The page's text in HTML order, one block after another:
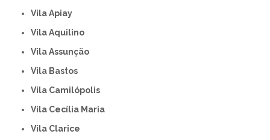
Vila Apiay
Vila Aquilino
Vila Assunção
Vila Bastos
Vila Camilópolis
Vila Cecília Maria
Vila Clarice